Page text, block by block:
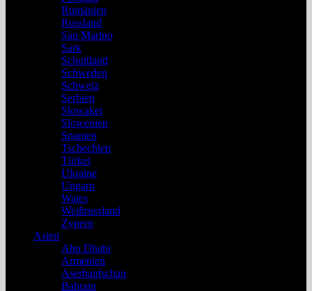
Rumänien
Russland
San Marino
Sark
Schottland
Schweden
Schweiz
Serbien
Slowakei
Slowenien
Spanien
Tschechien
Türkei
Ukraine
Ungarn
Wales
Weißrussland
Zypern
Asien
Abu Dhabi
Armenien
Aserbaidschan
Bahrain